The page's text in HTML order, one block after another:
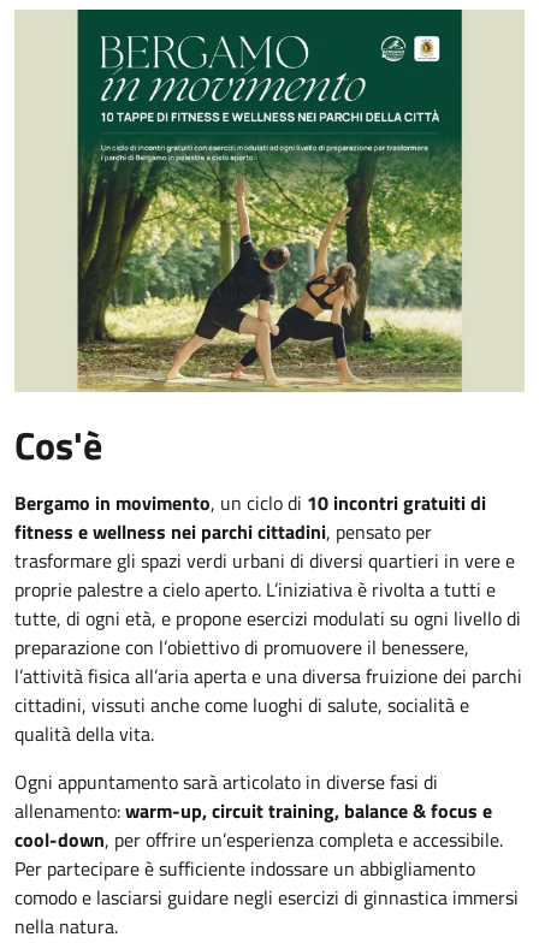
Cos'è
Bergamo in movimento, un ciclo di 10 incontri gratuiti di
fitness e wellness nei parchi cittadini, pensato per
trasformare gli spazi verdi urbani di diversi quartieri in vere e
proprie palestre a cielo aperto. L’iniziativa è rivolta a tutti e
tutte, di ogni età, e propone esercizi modulati su ogni livello di
preparazione con l’obiettivo di promuovere il benessere,
l’attività fisica all’aria aperta e una diversa fruizione dei parchi
cittadini, vissuti anche come luoghi di salute, socialità e
qualità della vita.
Ogni appuntamento sarà articolato in diverse fasi di
allenamento:warm-up, circuit training, balance & focus e
cool-down, per offrire un’esperienza completa e accessibile.
Per partecipare è sufficiente indossare un abbigliamento
comodo e lasciarsi guidare negli esercizi di ginnastica immersi
nella natura.